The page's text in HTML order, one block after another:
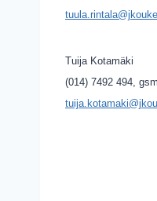
Tuija Kotamäki
(014) 7492 494,